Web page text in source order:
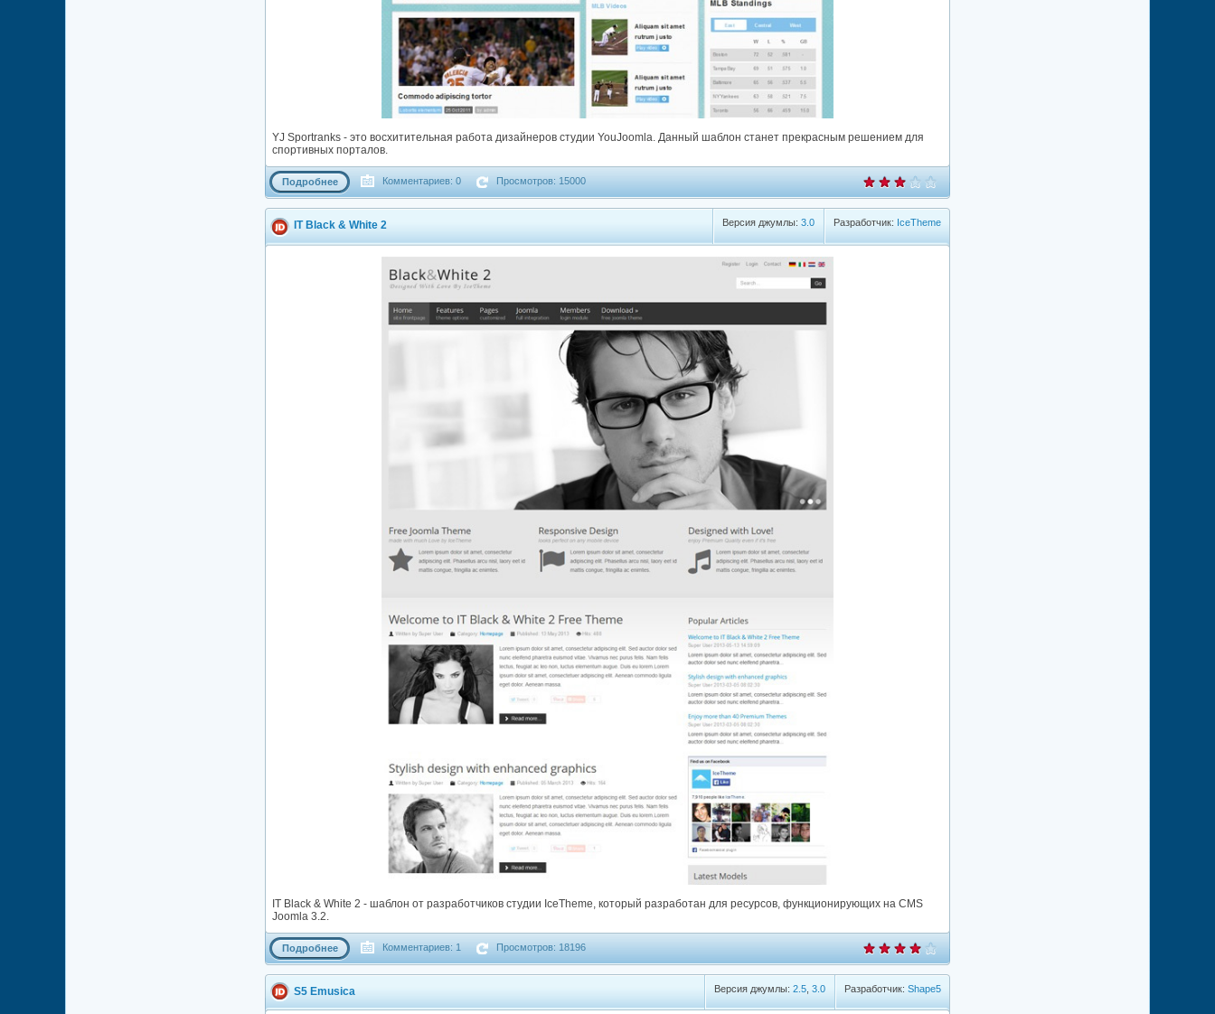
YJ Sportranks - это восхитительная работа дизайнеров студии YouJoomla. Данный шаблон станет прекрасным решением для
спортивных порталов.
Подробнее Комментариев: 0 Просмотров: 15000
Разработчик: IceTheme
Версия джумлы: 3.0
IT Black & White 2
IT Black & White 2 - шаблон от разработчиков студии IceTheme, который разработан для ресурсов, функционирующих на CMS
Joomla 3.2.
Подробнее Комментариев: 1 Просмотров: 18196
Разработчик: Shape5
Версия джумлы: 2.5 3.0
S5 Emusica